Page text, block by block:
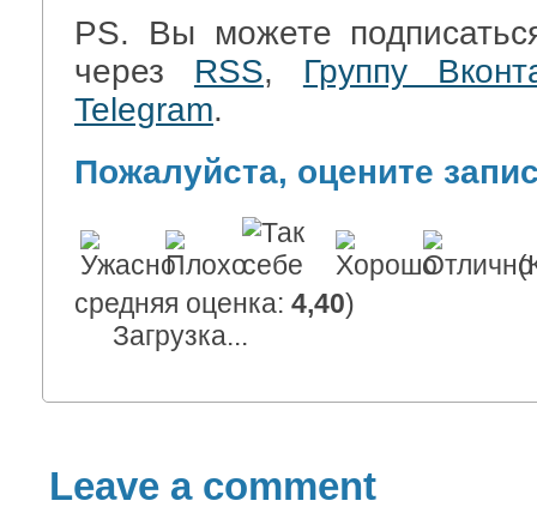
PS. Вы можете
через RSS, Группу
Telegram.
Пожалуйста, оцените
средняя оценка: 4,40)
Загрузка...
Leave a comment